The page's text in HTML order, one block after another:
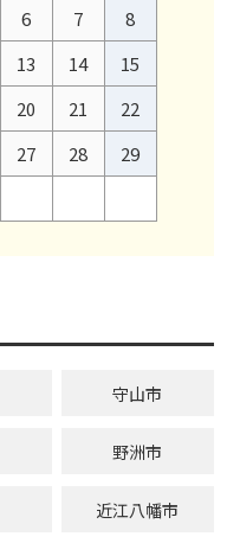
6 7
8
13 14
15
20 21
22
27 28
29
守山市
野洲市
近江八幡市